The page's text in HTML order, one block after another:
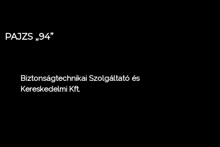
PAJZS „94”
Biztonságtechnikai Szolgáltató és
Kereskedelmi Kft.